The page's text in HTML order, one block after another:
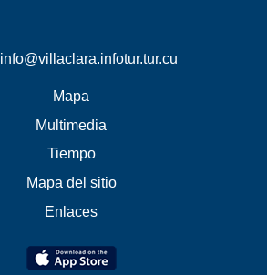
info@villaclara.infotur.tur.cu
Mapa
Multimedia
Tiempo
Mapa del sitio
Enlaces